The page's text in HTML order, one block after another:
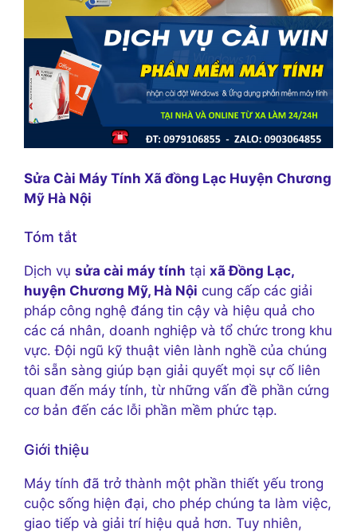
Sửa Cài Máy Tính Xã đồng Lạc Huyện Chương
Mỹ Hà Nội
Tóm tắt
Dịch vụ sửa cài máy tính tại xã Đồng Lạc,
huyện Chương Mỹ, Hà Nội cung cấp các giải
pháp công nghệ đáng tin cậy và hiệu quả cho
các cá nhân, doanh nghiệp và tổ chức trong khu
vực. Đội ngũ kỹ thuật viên lành nghề của chúng
tôi sẵn sàng giúp bạn giải quyết mọi sự cố liên
quan đến máy tính, từ những vấn đề phần cứng
cơ bản đến các lỗi phần mềm phức tạp.
Giới thiệu
Máy tính đã trở thành một phần thiết yếu trong
cuộc sống hiện đại, cho phép chúng ta làm việc,
giao tiếp và giải trí hiệu quả hơn. Tuy nhiên,